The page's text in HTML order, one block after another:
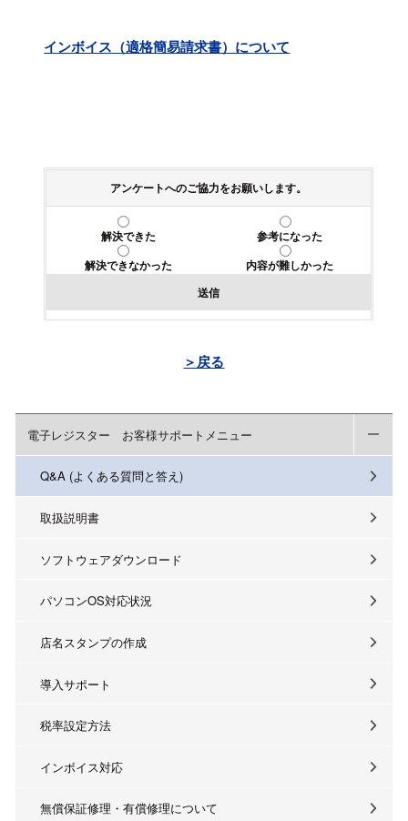
インボイス（適格簡易請求書）について
アンケートへのご協力をお願いします。
解決できた
参考になった
解決できなかった
内容が難しかった
送信
＞戻る
電子レジスター お客様サポートメニュー
Q&A (よくある質問と答え)
取扱説明書
ソフトウェアダウンロード
パソコンOS対応状況
店名スタンプの作成
導入サポート
税率設定方法
インボイス対応
無償保証修理・有償修理について